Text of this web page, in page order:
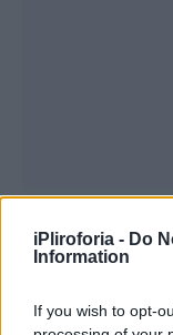
iPliroforia - Do
Information
If you wish to opt-